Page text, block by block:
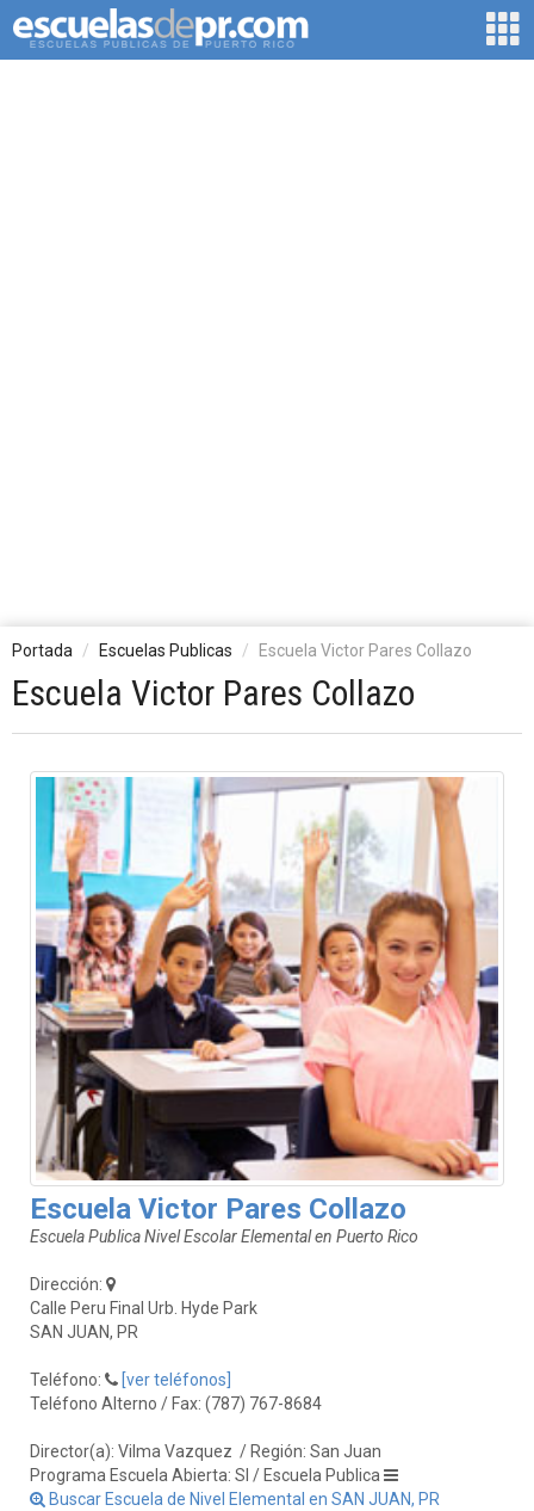
Portada Escuelas Publicas Escuela Victor Pares Collazo
Escuela Victor Pares Collazo
Escuela Victor Pares Collazo
Escuela Publica Nivel Escolar Elemental en Puerto Rico
Dirección:
Calle Peru Final Urb. Hyde Park
SAN JUAN, PR
Teléfono:
[ver teléfonos]
Teléfono Alterno / Fax: (787) 767-8684
Director(a): Vilma Vazquez / Región: San Juan
Programa Escuela Abierta: SI / Escuela Publica
Buscar Escuela de Nivel Elemental en SAN JUAN, PR